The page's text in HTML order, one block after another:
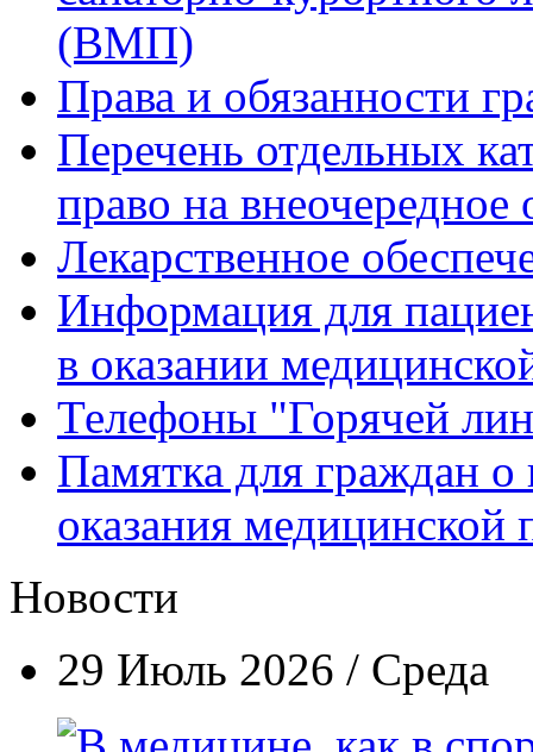
(ВМП)
Права и обязанности
Перечень отдельных
право на
Лекарственное
Информация для
в оказании
Телефоны "Горячей
Памятка для граждан о
оказания
Новости
29 Июль 2026 / Среда